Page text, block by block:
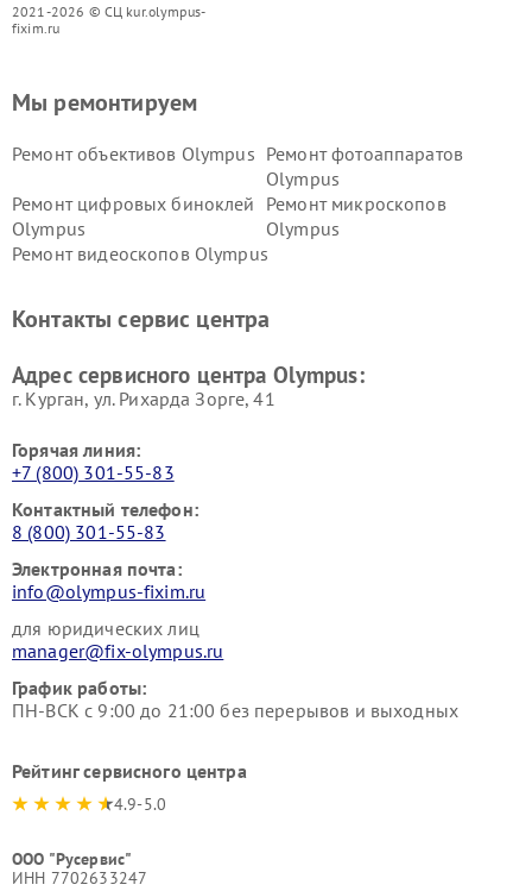
2021-2026 © СЦ kur.olympus-
fixim.ru
Мы ремонтируем
Ремонт объективов Olympus Ремонт фотоаппаратов
Olympus
Ремонт цифровых биноклей
Olympus
Ремонт микроскопов
Olympus
Ремонт видеоскопов Olympus
Контакты сервис центра
Адрес сервисного центра Olympus:
г. Курган, ул. Рихарда Зорге, 41
Горячая линия:
+7 (800) 301-55-83
Контактный телефон:
8 (800) 301-55-83
Электронная почта:
info@olympus-fixim.ru
для юридических лиц
manager@fix-olympus.ru
График работы:
ПН-ВСК с 9:00 до 21:00 без перерывов и выходных
Рейтинг сервисного центра
4.9-5.0
ООО "Русервис"
ИНН 7702633247